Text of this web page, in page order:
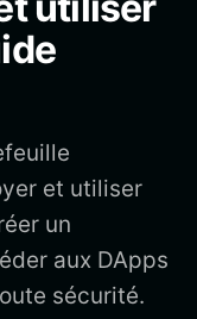
et utiliser
un
aux DApps
sécurité.